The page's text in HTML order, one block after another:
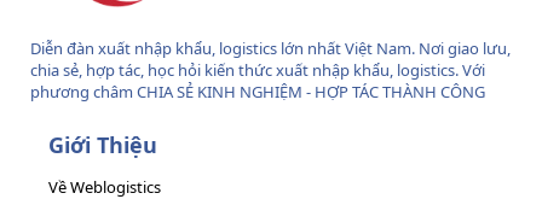
Diễn đàn xuất nhập khẩu, logistics lớn nhất Việt Nam. Nơi giao lưu,
chia sẻ, hợp tác, học hỏi kiến thức xuất nhập khẩu, logistics. Với
phương châm CHIA SẺ KINH NGHIỆM - HỢP TÁC THÀNH CÔNG
Giới Thiệu
Về Weblogistics